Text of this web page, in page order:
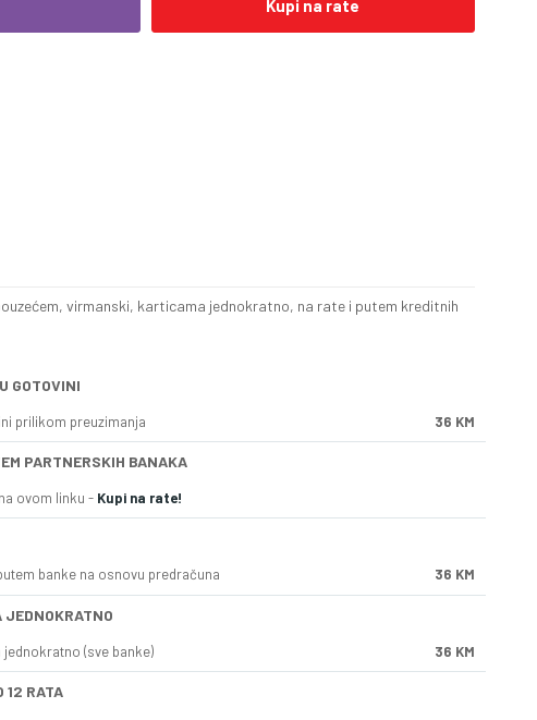
Kupi na rate
virmanski, karticama jednokratno, na rate i putem kreditnih
GOTOVINI
prilikom preuzimanja 36 KM
PARTNERSKIH BANAKA
na ovom linku - Kupi na rate!
banke na osnovu predračuna 36 KM
(sve banke) 36 KM
12 RATA